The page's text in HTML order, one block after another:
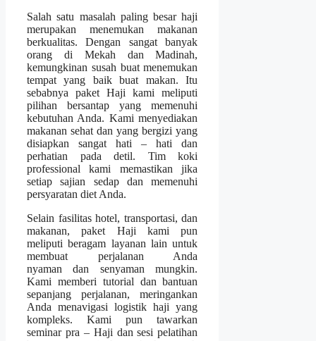
Salah satu masalah paling besar haji
merupakan menemukan makanan
berkualitas. Dengan sangat banyak
orang di Mekah dan Madinah,
kemungkinan susah buat menemukan
tempat yang baik buat makan. Itu
sebabnya paket Haji kami meliputi
pilihan bersantap yang memenuhi
kebutuhan Anda. Kami menyediakan
makanan sehat dan yang bergizi yang
disiapkan sangat hati – hati dan
perhatian pada detil. Tim koki
professional kami memastikan jika
setiap sajian sedap dan memenuhi
persyaratan diet Anda.
Selain fasilitas hotel, transportasi, dan
makanan, paket Haji kami pun
meliputi beragam layanan lain untuk
membuat perjalanan Anda
nyaman dan senyaman mungkin.
Kami memberi tutorial dan bantuan
sepanjang perjalanan, meringankan
Anda menavigasi logistik haji yang
kompleks. Kami pun tawarkan
seminar pra – Haji dan sesi pelatihan